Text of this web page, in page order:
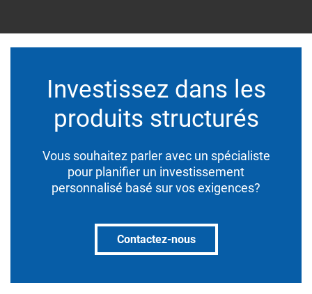
Investissez dans les
produits structurés
Vous souhaitez parler avec un spécialiste
pour planifier un investissement
personnalisé basé sur vos exigences?
Contactez-nous